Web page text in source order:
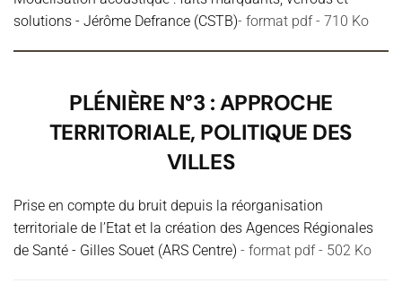
solutions - Jérôme Defrance (CSTB)- format pdf - 710 Ko
PLÉNIÈRE N°3 : APPROCHE
TERRITORIALE, POLITIQUE DES
VILLES
Prise en compte du bruit depuis la réorganisation
territoriale de l’Etat et la création des Agences Régionales
de Santé - Gilles Souet (ARS Centre) - format pdf - 502 Ko